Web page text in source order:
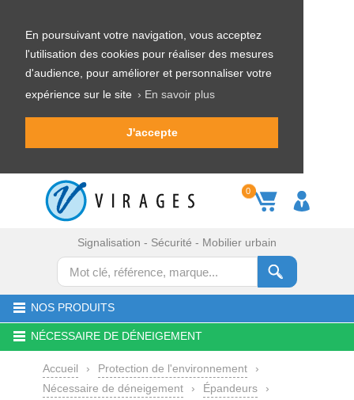
En poursuivant votre navigation, vous acceptez
l'utilisation des cookies pour réaliser des mesures
d'audience, pour améliorer et personnaliser votre
expérience sur le site › En savoir plus
J'accepte
0
Signalisation - Sécurité - Mobilier urbain
NOS PRODUITS
NÉCESSAIRE DE DÉNEIGEMENT
Accueil › Protection de l'environnement
›
Nécessaire de déneigement
› Épandeurs
›